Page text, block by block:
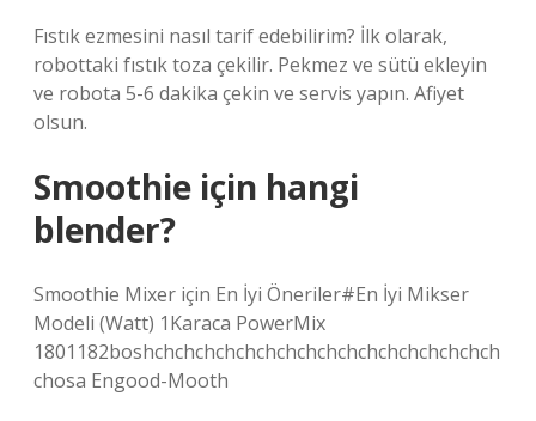
Fıstık ezmesini nasıl tarif edebilirim? İlk olarak,
robottaki fıstık toza çekilir. Pekmez ve sütü ekleyin
ve robota 5-6 dakika çekin ve servis yapın. Afiyet
olsun.
Smoothie için hangi
blender?
Smoothie Mixer için En İyi Öneriler#En İyi Mikser
Modeli (Watt) 1Karaca PowerMix
1801182boshchchchchchchchchchchchchchchchchch
chosa Engood-Mooth